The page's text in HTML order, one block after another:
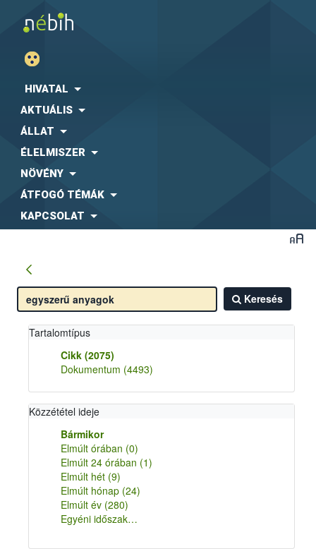
HIVATAL
AKTUÁLIS
ÁLLAT
ÉLELMISZER
NÖVÉNY
ÁTFOGÓ TÉMÁK
KAPCSOLAT
Keresés
Tartalomtípus
Cikk (2075)
Dokumentum (4493)
Közzététel ideje
Bármikor
Elmúlt órában (0)
Elmúlt 24 órában (1)
Elmúlt hét (9)
Elmúlt hónap (24)
Elmúlt év (280)
Egyéni időszak…